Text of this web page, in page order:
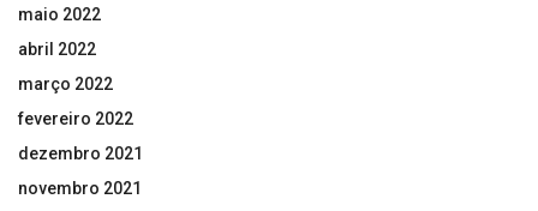
maio 2022
abril 2022
março 2022
fevereiro 2022
dezembro 2021
novembro 2021